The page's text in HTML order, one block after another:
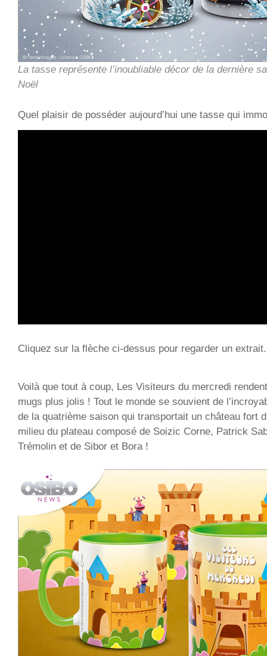
La tasse représente l’inoubliable décor de la dernière
Noël
Quel plaisir de posséder aujourd’hui une tasse qui
Cliquez sur la flèche ci-dessus pour regarder un extrait.
Voilà que tout à coup, Les Visiteurs du mercredi
mugs plus jolis ! Tout le monde se souvient de
de la quatrième saison qui transportait un château fort
milieu du plateau composé de Soizic Corne, Patrick
Trémolin et de Sibor et Bora !